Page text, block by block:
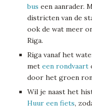
bus een aanrader.
districten van de
ook de wat meer
Riga.
Riga vanaf het
met een rondvaart
door het groen
Wil je naast het
Huur een fiets,